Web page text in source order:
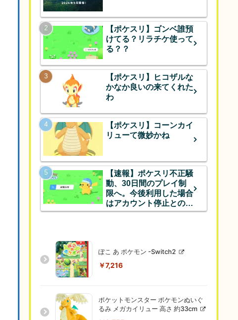
【ポケスリ】ゴンベ誰預
けてる？リラチケ使って
る？？
【ポケスリ】ヒコザルな
かなか良いの来てくれた
わ
【ポケスリ】コーンカイ
リューて微妙かね
【速報】ポケスリ不正騒
動、30日間のプレイ制
限へ。今後利用した場合
はアカウント停止とのこ
と
ぽこ あ ポケモン -Switch2
￥7,216
ポケットモンスター ポケモンぬいぐ
るみ メガカイリュー 高さ 約33cm